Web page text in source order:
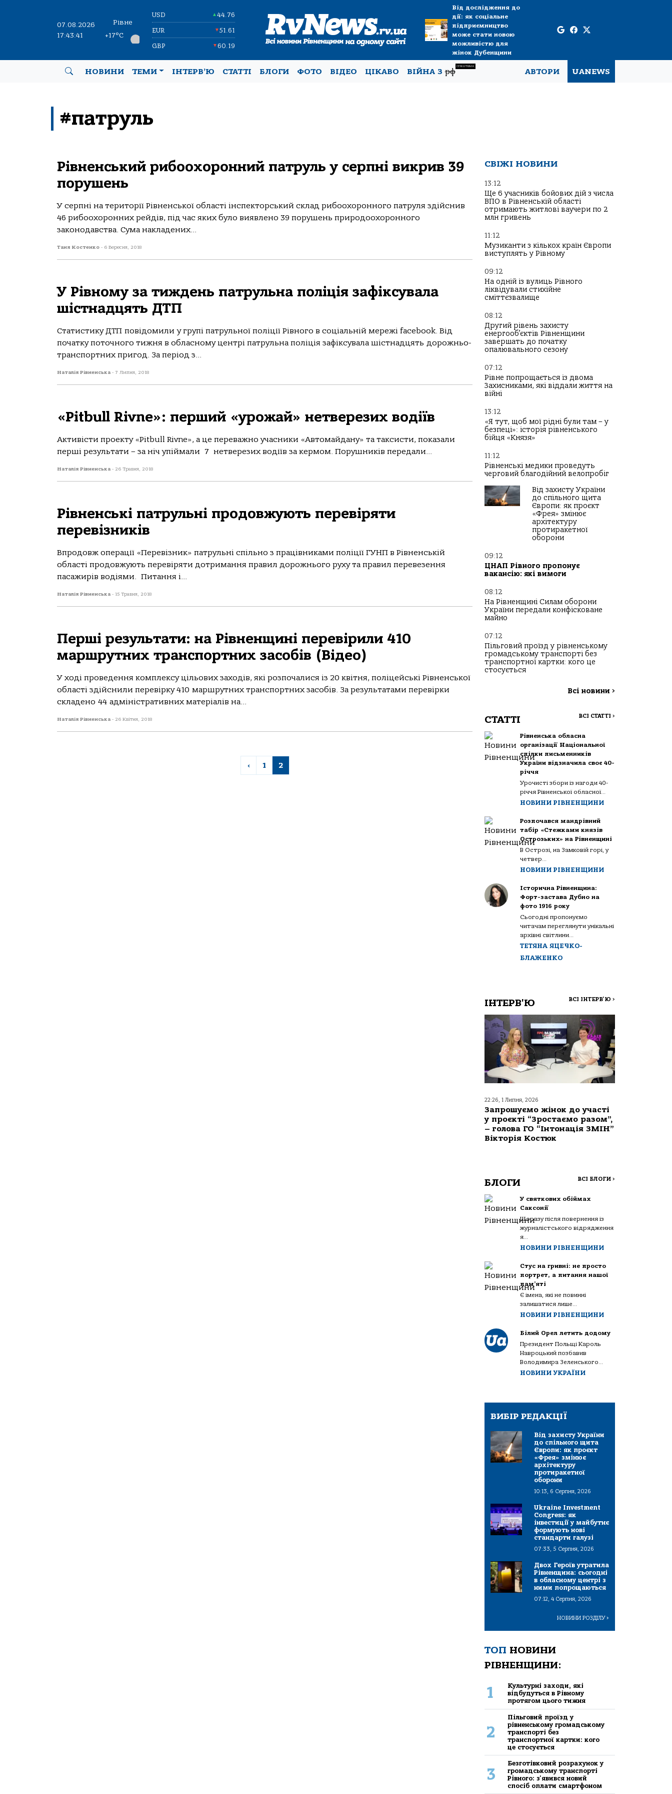
07.08.2026
17:43:41
Рівне
+17°C
USD ▲44.76
EUR ▼51.61
GBP ▼60.19
Від дослідження до
дії: як соціальне
підприємництво
може стати новою
можливістю для
жінок Дубенщини
НОВИНИ ТЕМИ ІНТЕРВ’Ю СТАТТІ БЛОГИ ФОТО ВІДЕО ЦІКАВО ВІЙНА Зрф
СПЕЦТЕМА
АВТОРИ UANEWS
#патруль
Рівненський рибоохоронний патруль у серпні викрив 39
порушень
У серпні на території Рівненської області інспекторський склад рибоохоронного патруля здійснив
46 рибоохоронних рейдів, під час яких було виявлено 39 порушень природоохоронного
законодавства. Сума накладених...
Таня Костенко - 6 Вересня, 2018
У Рівному за тиждень патрульна поліція зафіксувала
шістнадцять ДТП
Статистику ДТП повідомили у групі патрульної поліції Рівного в соціальній мережі facebook. Від
початку поточного тижня в обласному центрі патрульна поліція зафіксувала шістнадцять дорожньо-
транспортних пригод. За період з...
Наталія Рівненська - 7 Липня, 2018
«Pitbull Rivne»: перший «урожай» нетверезих водіїв
Активісти проекту «Pitbull Rivne», а це переважно учасники «Автомайдану» та таксисти, показали
перші результати – за ніч упіймали 7 нетверезих водіїв за кермом. Порушників передали...
Наталія Рівненська - 26 Травня, 2018
Рівненські патрульні продовжують перевіряти
перевізників
Впродовж операції «Перевізник» патрульні спільно з працівниками поліції ГУНП в Рівненській
області продовжують перевіряти дотримання правил дорожнього руху та правил перевезення
пасажирів водіями. Питання і...
Наталія Рівненська - 15 Травня, 2018
Перші результати: на Рівненщині перевірили 410
маршрутних транспортних засобів (Відео)
У ході проведення комплексу цільових заходів, які розпочалися із 20 квітня, поліцейські Рівненської
області здійснили перевірку 410 маршрутних транспортних засобів. За результатами перевірки
складено 44 адміністративних матеріалів на...
Наталія Рівненська - 26 Квітня, 2018
‹ 1 2
СВІЖІ НОВИНИ
13:12
Ще 6 учасників бойових дій з числа
ВПО в Рівненській області
отримають житлові ваучери по 2
млн гривень
11:12
Музиканти з кількох країн Європи
виступлять у Рівному
09:12
На одній із вулиць Рівного
ліквідували стихійне
сміттєзвалище
08:12
Другий рівень захисту
енергооб’єктів Рівненщини
завершать до початку
опалювального сезону
07:12
Рівне попрощається із двома
Захисниками, які віддали життя на
війні
13:12
«Я тут, щоб мої рідні були там – у
безпеці»: історія рівненського
бійця «Князя»
11:12
Рівненські медики проведуть
черговий благодійний велопробіг
Від захисту України
до спільного щита
Європи: як проєкт
«Фрея» змінює
архітектуру
протиракетної
оборони
09:12
ЦНАП Рівного пропонує
вакансію: які вимоги
08:12
На Рівненщині Силам оборони
України передали конфісковане
майно
07:12
Пільговий проїзд у рівненському
громадському транспорті без
транспортної картки: кого це
стосується
Всі новини >
СТАТТІ ВСІ СТАТТІ >
Рівненська обласна
організації Національної
спілки письменників
України відзначила своє 40-
річчя
Урочисті збори із нагоди 40-
річчя Рівненської обласної...
НОВИНИ РІВНЕНЩИНИ
Розпочався мандрівний
табір «Стежками князів
Острозьких» на Рівненщині
В Острозі, на Замковій горі, у
четвер...
НОВИНИ РІВНЕНЩИНИ
Історична Рівненщина:
Форт-застава Дубно на
фото 1916 року
Сьогодні пропонуємо
читачам переглянути унікальні
архівні світлини...
ТЕТЯНА ЯЦЕЧКО-
БЛАЖЕНКО
ІНТЕРВ'Ю ВСІ ІНТЕРВ'Ю >
22:26, 1 Липня, 2026
Запрошуємо жінок до участі
у проєкті “Зростаємо разом”,
– голова ГО “Інтонація ЗМІН”
Вікторія Костюк
БЛОГИ ВСІ БЛОГИ >
У святкових обіймах
Саксонії
Щоразу після повернення із
журналістського відрядження
я...
НОВИНИ РІВНЕНЩИНИ
Стус на гривні: не просто
портрет, а питання нашої
пам’яті
Є імена, які не повинні
залишатися лише...
НОВИНИ РІВНЕНЩИНИ
Білий Орел летить додому
Президент Польщі Кароль
Навроцький позбавив
Володимира Зеленського...
НОВИНИ УКРАЇНИ
ВИБІР РЕДАКЦІЇ
Від захисту України
до спільного щита
Європи: як проєкт
«Фрея» змінює
архітектуру
протиракетної
оборони
10:13, 6 Серпня, 2026
Ukraine Investment
Congress: як
інвестиції у майбутнє
формують нові
стандарти галузі
07:33, 5 Серпня, 2026
Двох Героїв утратила
Рівненщина: сьогодні
в обласному центрі з
ними попрощаються
07:12, 4 Серпня, 2026
НОВИНИ РОЗДІЛУ>
ТОП НОВИНИ
РІВНЕНЩИНИ:
1
Культурні заходи, які
відбудуться в Рівному
протягом цього тижня
2
Пільговий проїзд у
рівненському громадському
транспорті без
транспортної картки: кого
це стосується
3
Безготівковий розрахунок у
громадському транспорті
Рівного: з'явився новий
спосіб оплати смартфоном